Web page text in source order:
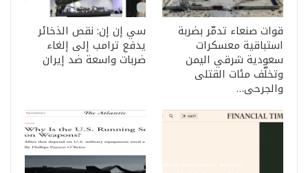
قوات صنعاء تدمّر بضربة
استباقية معسكرات
سعودية شرقي اليمن
وتخلّف مئات القتلى
والجرحى…
سي إن إن: نقص الذخائر
يدفع ترامب إلى إلغاء
ضربات واسعة ضد إيران